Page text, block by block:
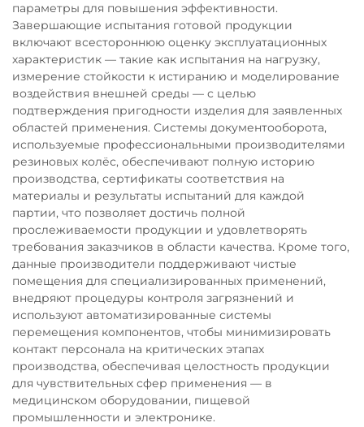
параметры для повышения эффективности.
Завершающие испытания готовой продукции
включают всестороннюю оценку эксплуатационных
характеристик — такие как испытания на нагрузку,
измерение стойкости к истиранию и моделирование
воздействия внешней среды — с целью
подтверждения пригодности изделия для заявленных
областей применения. Системы документооборота,
используемые профессиональными производителями
резиновых колёс, обеспечивают полную историю
производства, сертификаты соответствия на
материалы и результаты испытаний для каждой
партии, что позволяет достичь полной
прослеживаемости продукции и удовлетворять
требования заказчиков в области качества. Кроме того,
данные производители поддерживают чистые
помещения для специализированных применений,
внедряют процедуры контроля загрязнений и
используют автоматизированные системы
перемещения компонентов, чтобы минимизировать
контакт персонала на критических этапах
производства, обеспечивая целостность продукции
для чувствительных сфер применения — в
медицинском оборудовании, пищевой
промышленности и электронике.